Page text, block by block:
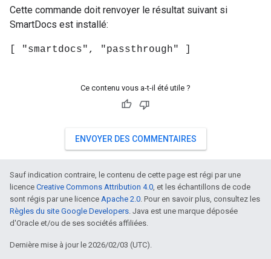
Cette commande doit renvoyer le résultat suivant si
SmartDocs est installé:
[ "smartdocs", "passthrough" ]
Ce contenu vous a-t-il été utile ?
ENVOYER DES COMMENTAIRES
Sauf indication contraire, le contenu de cette page est régi par une
licence Creative Commons Attribution 4.0, et les échantillons de code
sont régis par une licence Apache 2.0. Pour en savoir plus, consultez les
Règles du site Google Developers. Java est une marque déposée
d'Oracle et/ou de ses sociétés affiliées.
Dernière mise à jour le 2026/02/03 (UTC).